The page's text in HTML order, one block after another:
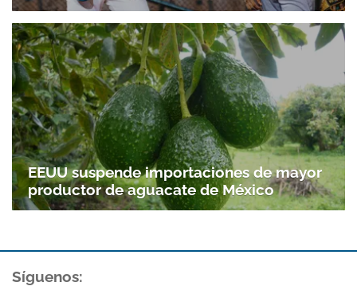
EEUU suspende importaciones de mayor
productor de aguacate de México
Síguenos: